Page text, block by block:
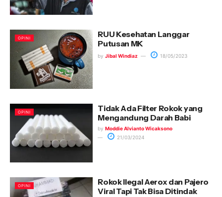
OPINI
RUU Kesehatan Langgar
Putusan MK
by Jibal Windiaz 18/05/2023
OPINI
Tidak Ada Filter Rokok yang
Mengandung Darah Babi
by Moddie Alvianto Wicaksono
21/03/2024
OPINI
Rokok Ilegal Aerox dan Pajero
Viral Tapi Tak Bisa Ditindak